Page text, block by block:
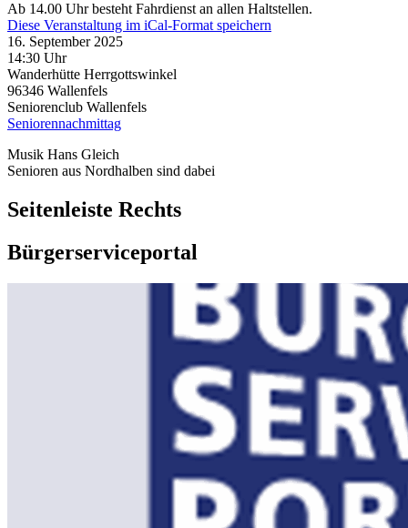
Ab 14.00 Uhr besteht Fahrdienst an allen Haltstellen.
Diese Veranstaltung im iCal-Format speichern
16. September 2025
14:30 Uhr
Wanderhütte Herrgottswinkel
96346 Wallenfels
Seniorenclub Wallenfels
Seniorennachmittag
Musik Hans Gleich
Senioren aus Nordhalben sind dabei
Seitenleiste Rechts
Bürgerserviceportal